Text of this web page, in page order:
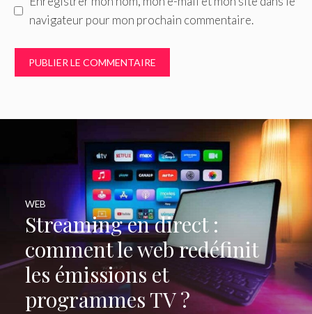
navigateur pour mon prochain commentaire.
Streaming en direct :
comment le web redéfinit
les émissions et
programmes TV ?
WEB